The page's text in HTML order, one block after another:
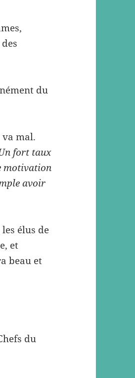
du
va mal.
fort taux
motivation
avoir
élus de
et
beau et
du